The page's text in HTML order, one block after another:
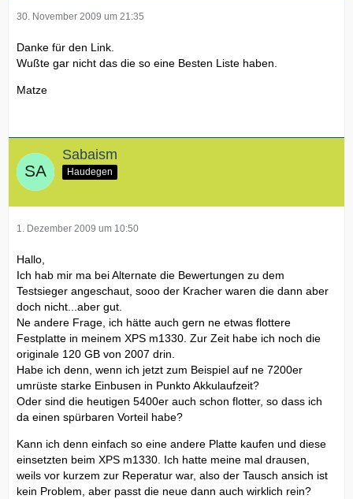
30. November 2009 um 21:35
Danke für den Link.
Wußte gar nicht das die so eine Besten Liste haben.
Matze
Sabaism
Haudegen
1. Dezember 2009 um 10:50
Hallo,
Ich hab mir ma bei Alternate die Bewertungen zu dem
Testsieger angeschaut, sooo der Kracher waren die dann aber
doch nicht...aber gut.
Ne andere Frage, ich hätte auch gern ne etwas flottere
Festplatte in meinem XPS m1330. Zur Zeit habe ich noch die
originale 120 GB von 2007 drin.
Habe ich denn, wenn ich jetzt zum Beispiel auf ne 7200er
umrüste starke Einbusen in Punkto Akkulaufzeit?
Oder sind die heutigen 5400er auch schon flotter, so dass ich
da einen spürbaren Vorteil habe?
Kann ich denn einfach so eine andere Platte kaufen und diese
einsetzten beim XPS m1330. Ich hatte meine mal drausen,
weils vor kurzem zur Reperatur war, also der Tausch ansich ist
kein Problem, aber passt die neue dann auch wirklich rein?